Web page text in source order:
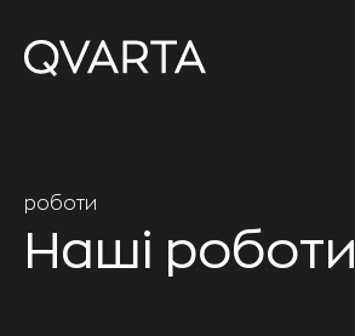
роботи
Наші роботи